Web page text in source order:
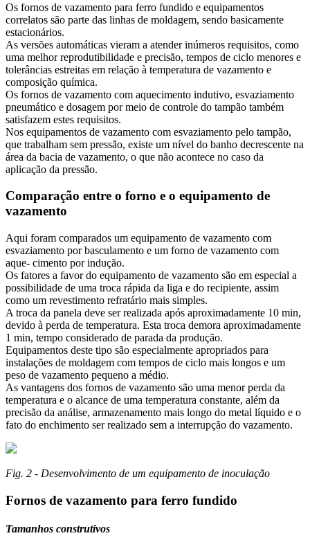
Os fornos de vazamento para ferro fundido e equipamentos
correlatos são parte das linhas de moldagem, sendo basicamente
estacionários.
As versões automáticas vieram a atender inúmeros requisitos, como
uma melhor reprodutibilidade e precisão, tempos de ciclo menores e
tolerâncias estreitas em relação à temperatura de vazamento e
composição química.
Os fornos de vazamento com aquecimento indutivo, esvaziamento
pneumático e dosagem por meio de controle do tampão também
satisfazem estes requisitos.
Nos equipamentos de vazamento com esvaziamento pelo tampão,
que trabalham sem pressão, existe um nível do banho decrescente na
área da bacia de vazamento, o que não acontece no caso da
aplicação da pressão.
Comparação entre o forno e o equipamento de
vazamento
Aqui foram comparados um equipamento de vazamento com
esvaziamento por basculamento e um forno de vazamento com
aque- cimento por indução.
Os fatores a favor do equipamento de vazamento são em especial a
possibilidade de uma troca rápida da liga e do recipiente, assim
como um revestimento refratário mais simples.
A troca da panela deve ser realizada após aproximadamente 10 min,
devido à perda de temperatura. Esta troca demora aproximadamente
1 min, tempo considerado de parada da produção.
Equipamentos deste tipo são especialmente apropriados para
instalações de moldagem com tempos de ciclo mais longos e um
peso de vazamento pequeno a médio.
As vantagens dos fornos de vazamento são uma menor perda da
temperatura e o alcance de uma temperatura constante, além da
precisão da análise, armazenamento mais longo do metal líquido e o
fato do enchimento ser realizado sem a interrupção do vazamento.
Fig. 2 - Desenvolvimento de um equipamento de inoculação
Fornos de vazamento para ferro fundido
Tamanhos construtivos